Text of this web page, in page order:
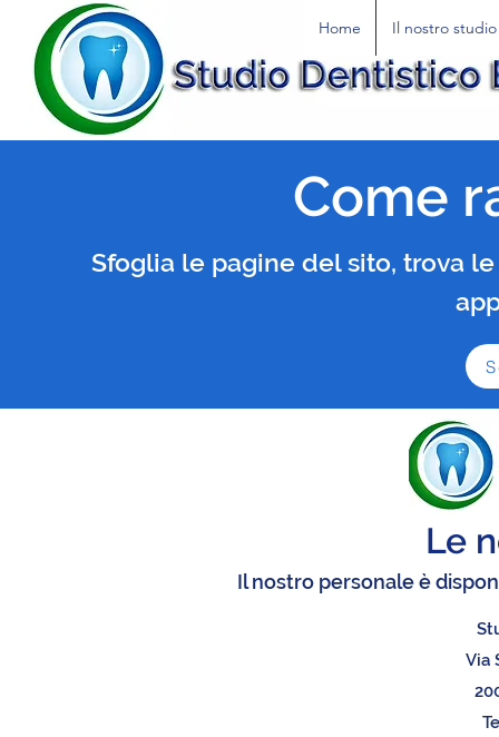
Home Il nostro studio
Come
Sfoglia le pagine del sito, trova
Le
Il nostro personale è
Via